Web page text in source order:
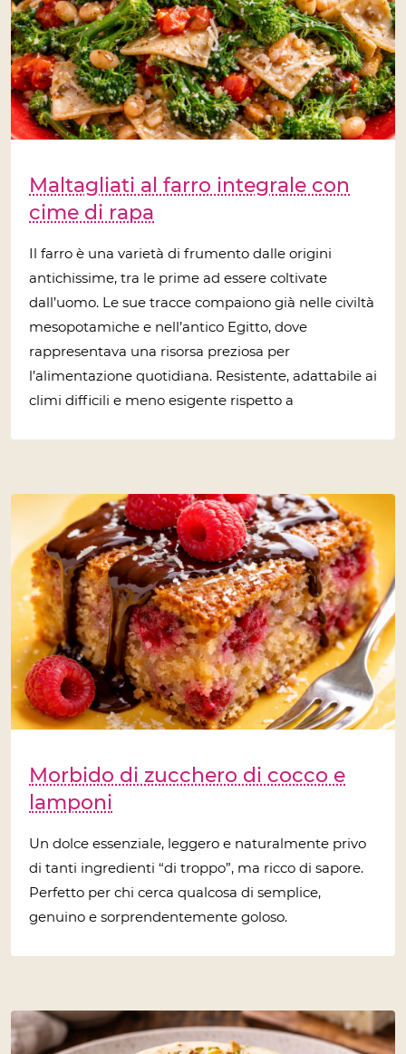
Maltagliati al farro integrale con
cime di rapa
Il farro è una varietà di frumento dalle origini
antichissime, tra le prime ad essere coltivate
dall’uomo. Le sue tracce compaiono già nelle civiltà
mesopotamiche e nell’antico Egitto, dove
rappresentava una risorsa preziosa per
l’alimentazione quotidiana. Resistente, adattabile ai
climi difficili e meno esigente rispetto a
Morbido di zucchero di cocco e
lamponi
Un dolce essenziale, leggero e naturalmente privo
di tanti ingredienti “di troppo”, ma ricco di sapore.
Perfetto per chi cerca qualcosa di semplice,
genuino e sorprendentemente goloso.